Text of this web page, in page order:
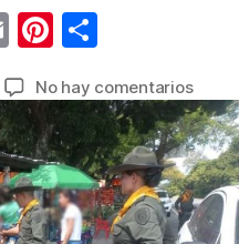
E
ail
Pi
er
e
st
m
p
ar
tir
No hay comentariosen
en
con